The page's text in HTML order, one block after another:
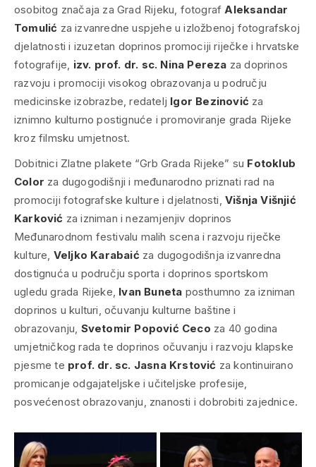
osobitog značaja za Grad Rijeku, fotograf Aleksandar
Tomulić za izvanredne uspjehe u izložbenoj fotografskoj
djelatnosti i izuzetan doprinos promociji riječke i hrvatske
fotografije, izv. prof. dr. sc. Nina Pereza za doprinos
razvoju i promociji visokog obrazovanja u području
medicinske izobrazbe, redatelj Igor Bezinović za
iznimno kulturno postignuće i promoviranje grada Rijeke
kroz filmsku umjetnost.
Dobitnici Zlatne plakete “Grb Grada Rijeke” su Fotoklub
Color za dugogodišnji i međunarodno priznati rad na
promociji fotografske kulture i djelatnosti, Višnja Višnjić
Karković za izniman i nezamjenjiv doprinos
Međunarodnom festivalu malih scena i razvoju riječke
kulture, Veljko Karabaić za dugogodišnja izvanredna
dostignuća u području sporta i doprinos sportskom
ugledu grada Rijeke, Ivan Buneta posthumno za izniman
doprinos u kulturi, očuvanju kulturne baštine i
obrazovanju, Svetomir Popović Ceco za 40 godina
umjetničkog rada te doprinos očuvanju i razvoju klapske
pjesme te prof. dr. sc. Jasna Krstović za kontinuirano
promicanje odgajateljske i učiteljske profesije,
posvećenost obrazovanju, znanosti i dobrobiti zajednice.